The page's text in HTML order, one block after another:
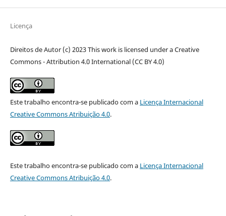
Licença
Direitos de Autor (c) 2023 This work is licensed under a Creative
Commons - Attribution 4.0 International (CC BY 4.0)
Este trabalho encontra-se publicado com a Licença Internacional
Creative Commons Atribuição 4.0.
Este trabalho encontra-se publicado com a Licença Internacional
Creative Commons Atribuição 4.0.